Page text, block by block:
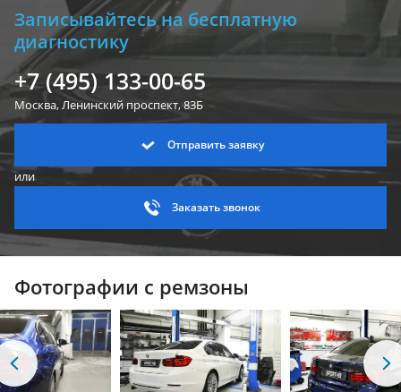
Записывайтесь на бесплатную
диагностику
+7 (495) 133-00-65
Москва, Ленинскийпроспект, 83Б
Отправить заявку
или
Заказать звонок
Фотографии с ремзоны